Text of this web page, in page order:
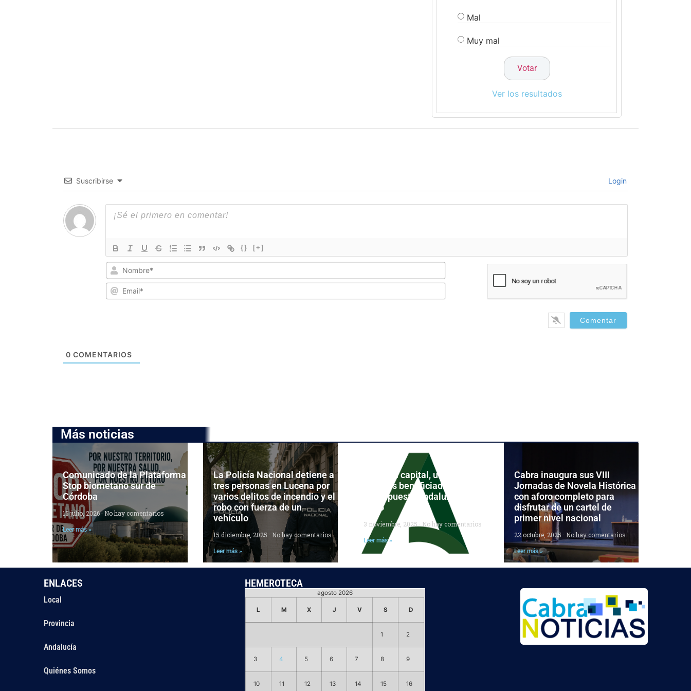
Mal
Muy mal
Ver los resultados
Suscribirse Login
{} [+]
Nombre*
Email*
0 COMENTARIOS
Más noticias
Comunicado de la Plataforma
Stop biometano sur de
Córdoba
15 julio, 2026No hay comentarios
Leer más »
La Policía Nacional detiene a
tres personas en Lucena por
varios delitos de incendio y el
robo con fuerza de un
vehículo
15 diciembre, 2025 No hay comentarios
Leer más »
Córdoba capital, una de las
grandes beneficiadas del
Presupuesto andaluz para
2026
3 noviembre, 2025 No hay comentarios
Leer más »
Cabra inaugura sus VIII
Jornadas de Novela Histórica
con aforo completo para
disfrutar de un cartel de
primer nivel nacional
22 octubre, 2025 No hay comentarios
Leer más »
ENLACES
Local
Provincia
Andalucía
Quiénes Somos
HEMEROTECA
agosto 2026
L M X J V S D
1 2
3 4 5 6 7 8 9
10 11 12 13 14 15 16